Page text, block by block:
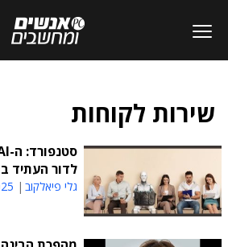
שירות לקוחות
לדור העתיד
גלי פיאלקוב